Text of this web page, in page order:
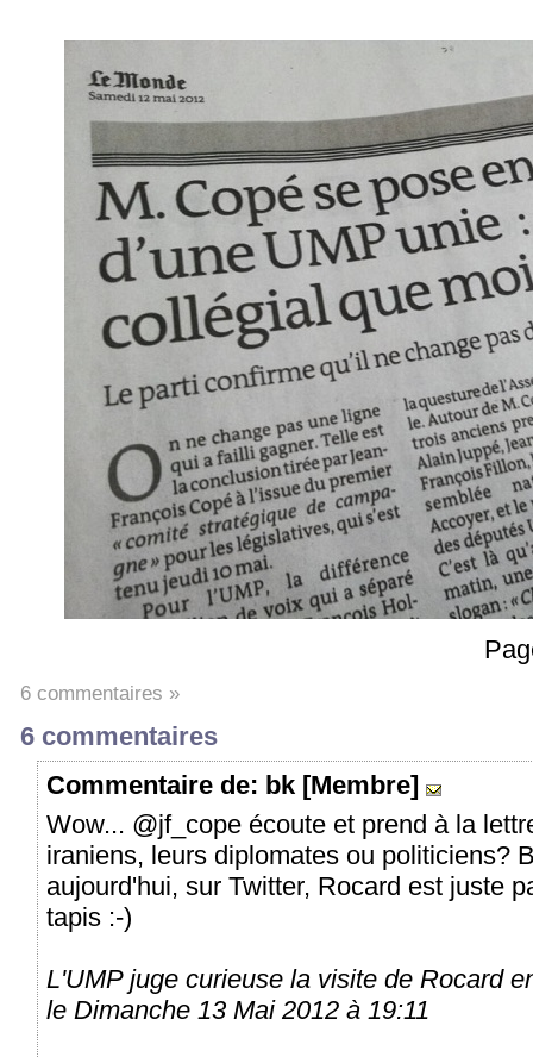
6 commentaires »
6 commentaires
Commentaire de: bk [Membre]
Wow... @jf_cope écoute et prend à la
iraniens, leurs diplomates ou politiciens?
aujourd'hui, sur Twitter, Rocard est juste
tapis :-)
L'UMP juge curieuse la visite de Rocard
le Dimanche 13 Mai 2012 à 19:11